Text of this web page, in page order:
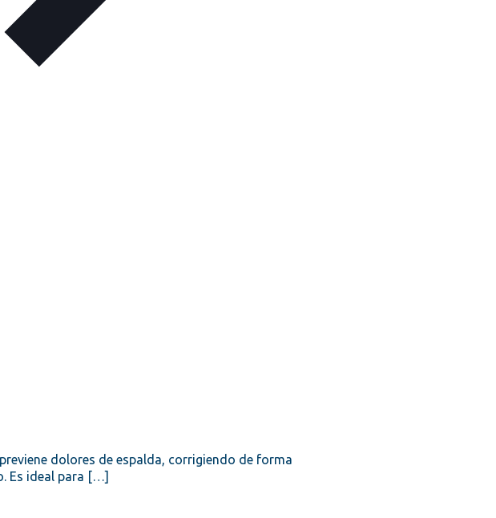
dolores de espalda, corrigiendo de forma
Es ideal para […]